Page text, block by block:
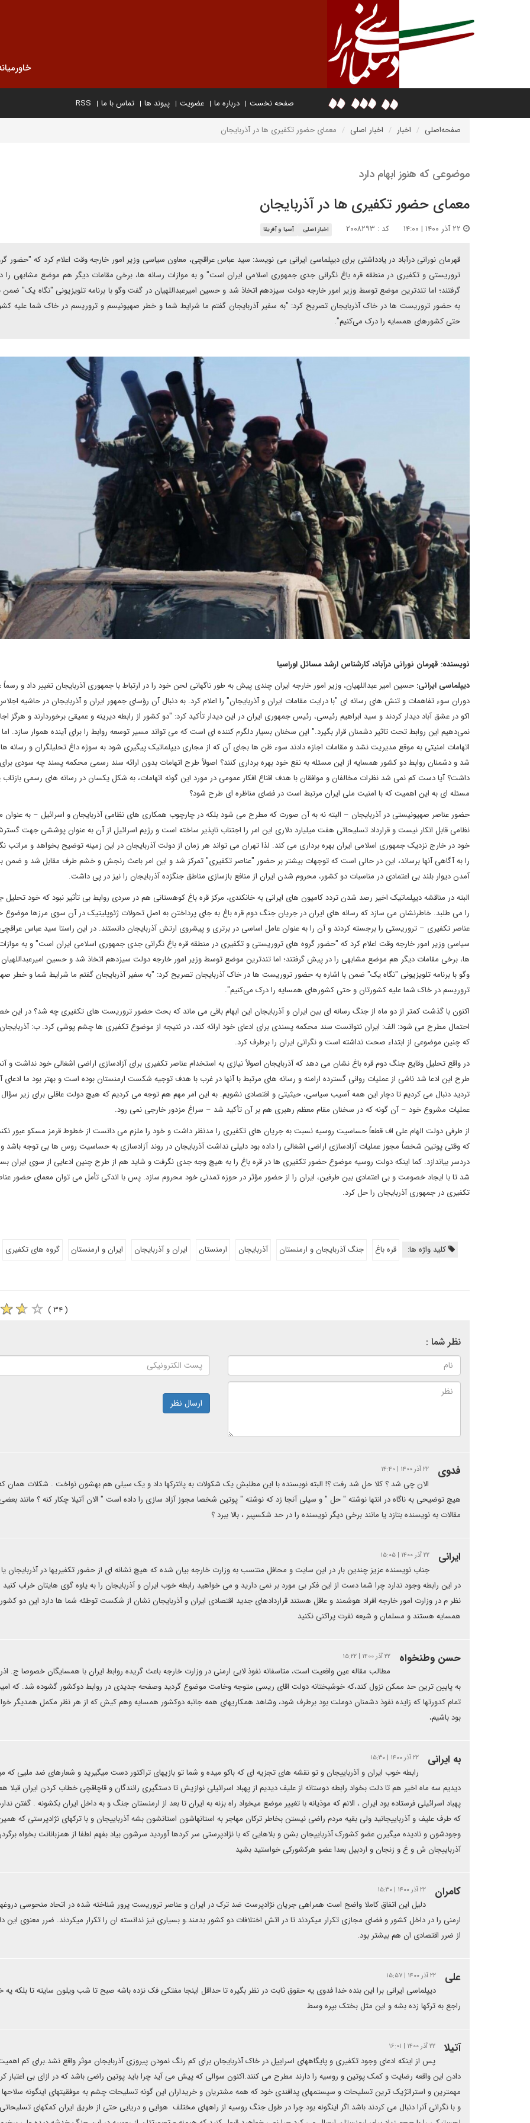
صفحه نخست درباره ما عضویت پیوند ها تماس با ما RSS
صفحه‌اصلی اخبار اخبار اصلی معمای حضور تکفیری ها در آذربایجان
موضوعی که هنوز ابهام دارد
معمای حضور تکفیری ها در آذربایجان
کد : ۲۰۰۸۲۹۳ اخبار اصلی آسیا و آفریقا
قهرمان نورانی درآباد در یادداشتی برای دیپلماسی ایرانی می نویسد: سید عباس عراقچی، معاون سیاسی وزیر امور خارجه وقت اعلام کرد که "حضور
تروریستی و تکفیری در منطقه قره باغ نگرانی جدی جمهوری اسلامی ایران است" و به موازات رسانه ها، برخی مقامات دیگر هم موضع مشابهی را
گرفتند؛ اما تندترین موضع توسط وزیر امور خارجه دولت سیزدهم اتخاذ شد و حسین امیرعبداللهیان در گفت وگو با برنامه تلویزیونی "نگاه یک" ضمن
به حضور تروریست ها در خاک آذربایجان تصریح کرد: "به سفیر آذربایجان گفتم ما شرایط شما و خطر صهیونیسم و تروریسم در خاک شما علیه
حتی کشورهای همسایه را درک می‌کنیم".
نویسنده: قهرمان نورانی درآباد، کارشناس ارشد مسائل اوراسیا
دیپلماسی ایرانی: حسین امیر عبداللهیان، وزیر امور خارجه ایران چندی پیش به طور ناگهانی لحن خود را در ارتباط با جمهوری آذربایجان تغییر داد و رسماً
دوران سوء تفاهمات و تنش های رسانه ای "با درایت مقامات ایران و آذربایجان" را اعلام کرد. به دنبال آن رؤسای جمهور ایران و آذربایجان در حاشیه
اکو در عشق آباد دیدار کردند و سید ابراهیم رئیسی، رئیس جمهوری ایران در این دیدار تأکید کرد: "دو کشور از رابطه دیرینه و عمیقی برخوردارند و هرگز
نمی‌‌‌دهیم این روابط تحت‌‌‌ تاثیر دشمنان قرار بگیرد." این سخنان بسیار دلگرم کننده ای است که می تواند مسیر توسعه روابط را برای آینده هموار سازد. اما
اتهامات امنیتی به موقع مدیریت نشد و مقامات اجازه دادند سوء ظن ها بجای آن که از مجاری دیپلماتیک پیگیری شود به سوژه داغ تحلیلگران و رسانه
شد و دشمنان روابط دو کشور همسایه از این مسئله به نفع خود بهره برداری کنند؟ اصولاً طرح اتهامات بدون ارائه سند رسمی محکمه پسند چه سودی
داشت؟ آیا دست کم نمی شد نظرات مخالفان و موافقان با هدف اقناع افکار عمومی در مورد این گونه اتهامات، به شکل یکسان در رسانه های رسمی بازتاب
مسئله ای به این اهمیت که با امنیت ملی ایران مرتبط است در فضای مناظره ای طرح شود؟
حضور عناصر صهیونیستی در آذربایجان – البته نه به آن صورت که مطرح می شود بلکه در چارچوب همکاری های نظامی آذربایجان و اسرائیل – به عنوان
نظامی قابل انکار نیست و قرارداد تسلیحاتی هفت میلیارد دلاری این امر را اجتناب ناپذیر ساخته است و رژیم اسرائیل از آن به عنوان پوششی جهت
خود در خارج نزدیک جمهوری اسلامی ایران بهره برداری می کند. لذا تهران می تواند هر زمان از دولت آذربایجان در این زمینه توضیح بخواهد و مراتب
را به آگاهی آنها برساند، این در حالی است که توجهات بیشتر بر حضور "عناصر تکفیری" تمرکز شد و این امر باعث رنجش و خشم طرف مقابل شد و ضمن
آمدن دیوار بلند بی اعتمادی در مناسبات دو کشور، محروم شدن ایران از منافع بازسازی مناطق جنگزده آذربایجان را نیز در پی داشت.
البته در مناقشه دیپلماتیک اخیر رصد شدن تردد کامیون های ایرانی به خانکندی، مرکز قره باغ کوهستانی هم در سردی روابط بی تأثیر نبود که خود تحلیل
را می طلبد. خاطرنشان می سازد که رسانه های ایران در جریان جنگ دوم قره باغ به جای پرداختن به اصل تحولات ژئوپلیتیک در آن سوی مرزها موضوع
عناصر تکفیری – تروریستی را برجسته کردند و آن را به عنوان عامل اساسی در برتری و پیشروی ارتش آذربایجان دانستند. در این راستا سید عباس
سیاسی وزیر امور خارجه وقت اعلام کرد که "حضور گروه های تروریستی و تکفیری در منطقه قره باغ نگرانی جدی جمهوری اسلامی ایران است" و به
ها، برخی مقامات دیگر هم موضع مشابهی را در پیش گرفتند؛ اما تندترین موضع توسط وزیر امور خارجه دولت سیزدهم اتخاذ شد و حسین
وگو با برنامه تلویزیونی "نگاه یک" ضمن با اشاره به حضور تروریست ها در خاک آذربایجان تصریح کرد: "به سفیر آذربایجان گفتم ما شرایط شما و خطر
تروریسم در خاک شما علیه کشورتان و حتی کشورهای همسایه را درک می‌کنیم".
اکنون با گذشت کمتر از دو ماه از جنگ رسانه ای بین ایران و آذربایجان این ابهام باقی می ماند که بحث حضور تروریست های تکفیری چه شد؟ در این
احتمال مطرح می شود: الف: ایران نتوانست سند محکمه پسندی برای ادعای خود ارائه کند، در نتیجه از موضوع تکفیری ها چشم پوشی کرد. ب:
که چنین موضوعی از ابتداء صحت نداشته است و نگرانی ایران را برطرف کرد.
در واقع تحلیل وقایع جنگ دوم قره باغ نشان می دهد که آذربایجان اصولاً نیازی به استخدام عناصر تکفیری برای آزادسازی اراضی اشغالی خود نداشت و
طرح این ادعا شد ناشی از عملیات روانی گسترده ارامنه و رسانه های مرتبط با آنها در غرب با هدف توجیه شکست ارمنستان بوده است و بهتر بود ما ادعای
تردید دنبال می کردیم تا دچار این همه آسیب سیاسی، حیثیتی و اقتصادی نشویم. به این امر مهم هم توجه می کردیم که هیچ دولت عاقلی برای زیر
عملیات مشروع خود – آن گونه که در سخنان مقام معظم رهبری هم بر آن تأکید شد – سراغ مزدور خارجی نمی رود.
از طرفی دولت الهام علی اف قطعاً حساسیت روسیه نسبت به جریان های تکفیری را مدنظر داشت و خود را ملزم می دانست از خطوط قرمز مسکو عبور
که وقتی پوتین شخصاً مجوز عملیات آزادسازی اراضی اشغالی را داده بود دلیلی نداشت آذربایجان در روند آزادسازی به حساسیت روس ها بی توجه باشد و
دردسر بیاندازد. کما اینکه دولت روسیه موضوع حضور تکفیری ها در قره باغ را به هیچ وجه جدی نگرفت و شاید هم از طرح چنین ادعایی از سوی ایران
شد تا با ایجاد خصومت و بی اعتمادی بین طرفین، ایران را از حضور مؤثر در حوزه تمدنی خود محروم سازد. پس با اندکی تأمل می توان معمای حضور
تکفیری در جمهوری آذربایجان را حل کرد.
کلید واژه ها: قره باغ جنگ آذربایجان و ارمنستان آذربایجان ارمنستان ایران و آذربایجان ایران و ارمنستان گروه های تکفیری
( ۳۴ )
نظر شما :
ارسال نظر
فدوی ۲۲ آذر ۱۴۰۰ | ۱۴:۴۰
الان چی شد ؟ کلا حل شد رفت ؟! البته نویسنده با این مطلبش یک شکولات به پانترکها داد و یک سیلی هم بهشون نواخت . شکلات همان
هیچ توضیحی به ناگاه در انتها نوشته " حل " و سیلی آنجا زد که نوشته " پوتین شخصا مجوز آزاد سازی را داده است " الان آتیلا چکار کنه ؟ مانند بعضی
مقالات به نویسنده بتازد یا مانند برخی دیگر نویسنده را در حد شکسپیر ، بالا ببرد ؟
ایرانی ۲۲ آذر ۱۴۰۰ | ۱۵:۰۵
جناب نویسنده عزیز چندین بار در این سایت و محافل منتسب به وزارت خارجه بیان شده که هیچ نشانه ای از حضور تکفیریها در آذربایجان
در این رابطه وجود ندارد چرا شما دست از این فکر بی مورد بر نمی دارید و می خواهید رابطه خوب ایران و آذربایجان را به یاوه گوی هایتان خراب کنید
نظر م در وزارت امور خارجه افراد هوشمند و عاقل هستند قراردادهای جدید اقتصادی ایران و آذربایجان نشان از شکست توطئه شما ها دارد این دو کشور
همسایه هستند و مسلمان و شیعه نفرت پراکنی نکنید
حسن وطنخواه ۲۲ آذر ۱۴۰۰ | ۱۵:۲۲
مطالب مقاله عین واقعیت است، متاسفانه نفوذ لابی ارمنی در وزارت خارجه باعث گریده روابط ایران با همسایگان خصوصا ج.
به پایین ترین حد ممکن نزول کند،که خوشبختانه دولت اقای ریسی متوجه وخامت موضوع گردید وصفحه جدیدی در روابط دوکشور گشوده شد. که
تمام کدورتها که زایده نفوذ دشمنان دوملت بود برطرف شود، وشاهد همکاریهای همه جانبه دوکشور همسایه وهم کیش که از هر نظر مکمل همدیگر
بود باشیم،
به ایرانی ۲۲ آذر ۱۴۰۰ | ۱۵:۳۰
رابطه خوب ایران و آذرباییجان و تو نقشه های تجزیه ای که باکو میده و شما تو بازیهای تراکتور دست میگیرید و شعارهای ضد ملیی که
دیدیم سه ماه اخیر هم تا دلت بخواد رابطه دوستانه از علیف دیدیم از پهباد اسرائیلی نوازیش تا دستگیری رانندگان و قاچاقچی خطاب کردن ایران قبلا
پهباد اسرائیلی فرستاده بود ایران ، الانم که موذیانه با تغییر موضع میخواد راه بزنه به ایران تا بعد از ارمنستان جنگ و به داخل ایران بکشونه . گفتن
که طرف علیف و آذرباییجانید ولی بقیه مردم راضی نیستن بخاطر ترکان مهاجر به استانهاشون استانشون بشه آذرباییجان و با ترکهای نژادپرستی که
وجودشون و نادیده میگیرن عضو کشورک آذرباییجان بشن و بلاهایی که با نژادپرستی سر کردها آوردید سرشون بیاد بفهم لطفا از همزبانانت بخواه
آذرباییجان ش و غ و زنجان و اردبیل بعدا عضو هرکشورکی خواستید بشید
کامران ۲۲ آذر ۱۴۰۰ | ۱۵:۳۰
دلیل این اتفاق کاملا واضح است همراهی جریان نژادپرست ضد ترک در ایران و عناصر تروریست پرور شناخته شده در اتحاد منحوسی
ارمنی را در داخل کشور و فضای مجازی تکرار میکردند تا در اتش اختلافات دو کشور بدمند.و بسیاری نیز ندانسته ان را تکرار میکردند. ضرر معنوی این
از ضرر اقتصادی ان هم بیشتر بود.
علی ۲۲ آذر ۱۴۰۰ | ۱۵:۵۷
دیپلماسی ایرانی برا این بنده خدا فدوی یه حقوق ثابت در نظر بگیره تا حداقل اینجا مفتکی فک نزده باشه صبح تا شب ویلون سایته تا بلکه یه
راجع به ترکها زده بشه و این مثل بختک بپره وسط
آتیلا ۲۲ آذر ۱۴۰۰ | ۱۶:۰۱
پس از اینکه ادعای وجود تکفیری و پایگاههای اسراییل در خاک آذربایجان برای کم رنگ نمودن پیروزی آذربایجان موثر واقع نشد.برای کم
دادن این واقعه رضایت و کمک پوتین و روسیه را دارند مطرح می کنند.اکنون سوالی که پیش می آید چرا باید پوتین راضی باشد که در ازای بی اعتبار
مهمترین و استراتژیک ترین تسلیحات و سیستمهای پدافندی خود که همه مشتریان و خریداران این گونه تسلیحات چشم به موفقیتهای اینگونه سلاحها
و با نگرانی آنرا دنبال می کردند باشد.اگر اینگونه بود چرا در طول جنگ روسیه از راههای مختلف هوایی و دریایی حتی از طریق ایران کمکهای